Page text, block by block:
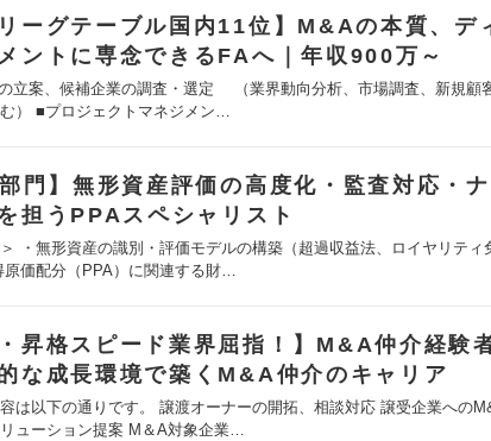
リーグテーブル国内11位】M&Aの本質、デ
ントに専念できるFAへ｜年収900万～
立案、候補企業の調査・選定 （業界動向分析、市場調査、新規顧
） ■プロジェクトマネジメン…
部門】無形資産評価の高度化・監査対応・
担うPPAスペシャリスト
・無形資産の識別・評価モデルの構築（超過収益法、ロイヤリティ
原価配分（PPA）に関連する財…
・昇格スピード業界屈指！】M&A仲介経験
的な成長環境で築くM&A仲介のキャリア
は以下の通りです。 譲渡オーナーの開拓、相談対応 譲受企業への
ューション提案 M＆A対象企業…